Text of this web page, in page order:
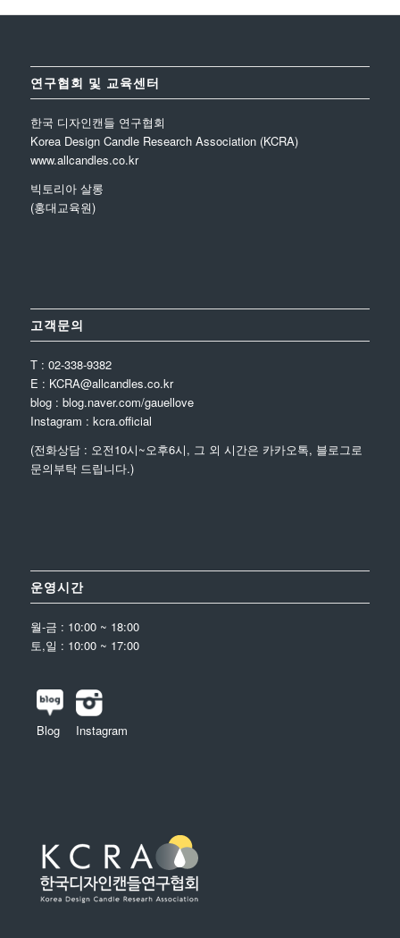
연구협회 및 교육센터
한국 디자인캔들 연구협회
Korea Design Candle Research Association (KCRA)
www.allcandles.co.kr
빅토리아 살롱
(홍대교육원)
고객문의
T : 02-338-9382
E : KCRA@allcandles.co.kr
blog : blog.naver.com/gauellove
Instagram : kcra.official
(전화상담 : 오전10시~오후6시, 그 외 시간은 카카오톡, 블로그로
문의부탁 드립니다.)
운영시간
월-금 : 10:00 ~ 18:00
토,일 : 10:00 ~ 17:00
Blog Instagram